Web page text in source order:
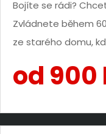
Bojíte se rádi?
Zvládnete během
ze starého domu,
od 900